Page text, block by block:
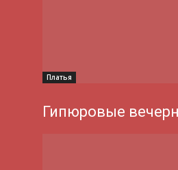
Платья
Гипюровые